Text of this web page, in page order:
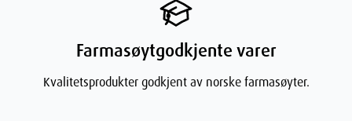
Farmasøytgodkjente varer
Kvalitetsprodukter godkjent av norske farmasøyter.